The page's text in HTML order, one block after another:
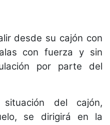
desde su cajón con
con fuerza y sin
por parte del
situación del cajón,
se dirigirá en la